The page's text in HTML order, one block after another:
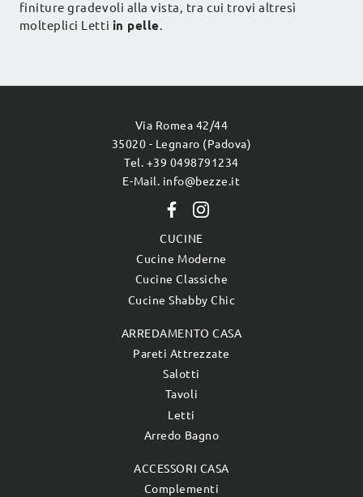
finiture gradevoli alla vista, tra cui trovi altresì
molteplici Letti in pelle.
Via Romea 42/44
35020 - Legnaro (Padova)
Tel. +39 0498791234
E-Mail. info@bezze.it
CUCINE
Cucine Moderne
Cucine Classiche
Cucine Shabby Chic
ARREDAMENTO CASA
Pareti Attrezzate
Salotti
Tavoli
Letti
Arredo Bagno
ACCESSORI CASA
Complementi